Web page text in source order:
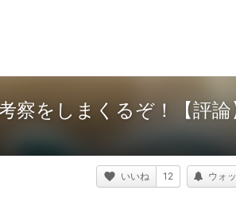
をしまくるぞ！【評論
いいね 12 ウォ